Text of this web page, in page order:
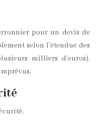
pour un devis de
selon l’étendue des
milliers d’euros).